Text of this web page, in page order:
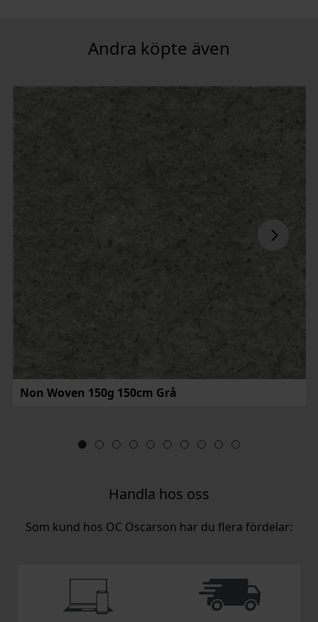
Non Woven 150g 150cm Grå
Handla hos oss
Som kund hos OC Oscarson har du flera fördelar: